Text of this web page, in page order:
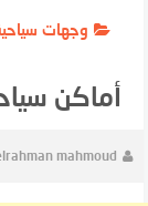
وجهات
أماكن
mahmoud